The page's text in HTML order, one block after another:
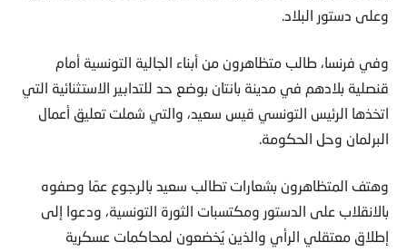
وعلى دستور البلاد.
وفي فرنسا، طالب متظاهرون من أبناء الجالية التونسية أمام
قنصلية بلادهم في مدينة بانتان بوضع حد للتدابير الاستثنائية التي
اتخذها الرئيس التونسي قيس سعيد، والتي شملت تعليق أعمال
البرلمان وحل الحكومة.
وهتف المتظاهرون بشعارات تطالب سعيد بالرجوع عمّا وصفوه
بالانقلاب على الدستور ومكتسبات الثورة التونسية، ودعوا إلى
إطلاق معتقلي الرأي والذين يُخضعون لمحاكمات عسكرية